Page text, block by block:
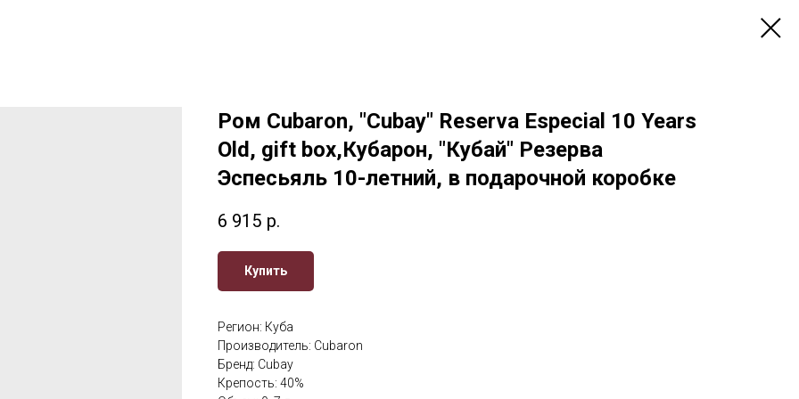
Ром Cubaron, "Cubay" Reserva Especial 10 Years
Old, gift box,Кубарон, "Кубай" Резерва
Эспесьяль 10-летний, в подарочной коробке
6 915 р.
Купить
Регион: Куба
Производитель: Cubaron
Бренд: Cubay
Крепость: 40%